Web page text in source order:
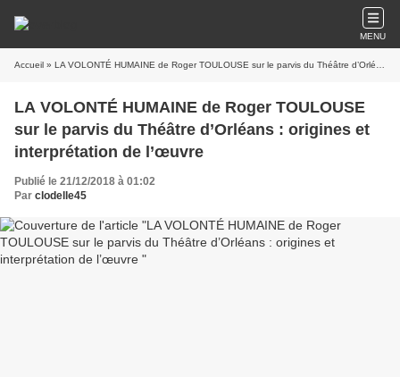
MENU
Accueil » LA VOLONTÉ HUMAINE de Roger TOULOUSE sur le parvis du Théâtre d’Orléans : origines et interprétation de l’œuvre
LA VOLONTÉ HUMAINE de Roger TOULOUSE
sur le parvis du Théâtre d’Orléans : origines et
interprétation de l’œuvre
Publié le 21/12/2018 à 01:02
Par clodelle45